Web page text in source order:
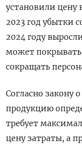
установили цену
2023 год убытки
2024 году
может
сокращать
Согласно закону
продукцию
требует
цену затраты, а